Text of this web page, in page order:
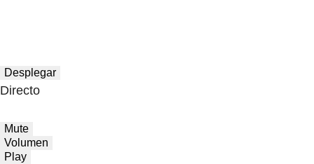
Desplegar
Directo
Mute
Volumen
Play